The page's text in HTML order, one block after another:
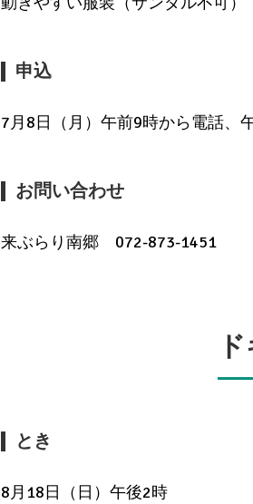
申込
7月8日（月）午前9時から電話、
お問い合わせ
来ぶらり南郷 072-873-1451
とき
8月18日（日）午後2時